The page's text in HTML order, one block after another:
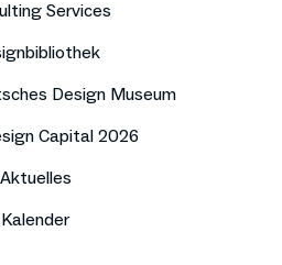
Services
Design Museum
Capital 2026
Aktuelles
Kalender